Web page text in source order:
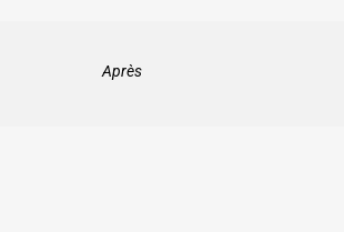
Après